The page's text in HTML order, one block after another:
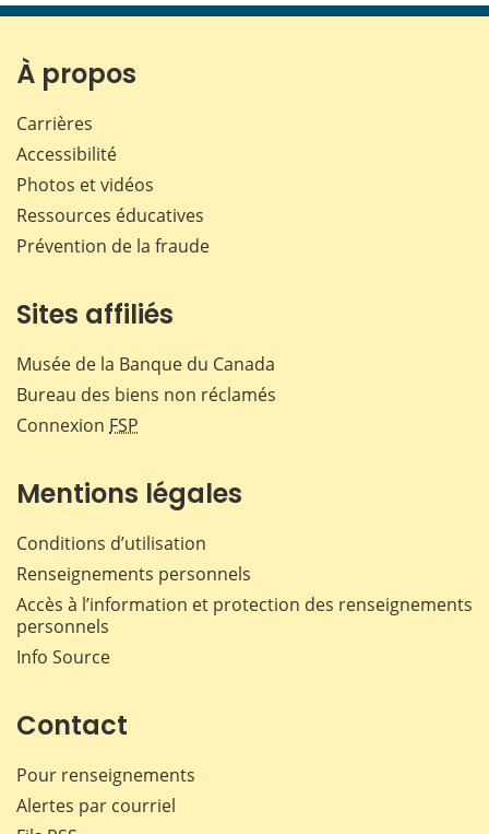
page page page page
À propos
Carrières
Accessibilité
Photos et vidéos
Ressources éducatives
Prévention de la fraude
Sites affiliés
Musée de la Banque du Canada
Bureau des biens non réclamés
Connexion FSP
Mentions légales
Conditions d’utilisation
Renseignements personnels
Accès à l’information et protection des renseignements
personnels
Info Source
Contact
Pour renseignements
Alertes par courriel